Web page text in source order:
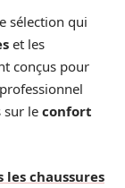
sélection qui
et les
conçus pour
sur le confort
les chaussures